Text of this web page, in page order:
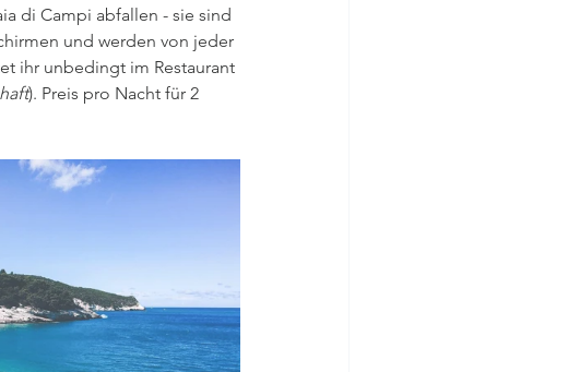
di Campi abfallen - sie sind
und werden von jeder
ihr unbedingt im Restaurant
). Preis pro Nacht für 2